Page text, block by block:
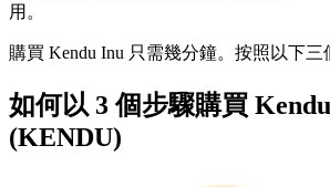
用。
購買 Kendu Inu 只需幾分鐘。按照以下三
如何以 3 個步驟購買
(KENDU)